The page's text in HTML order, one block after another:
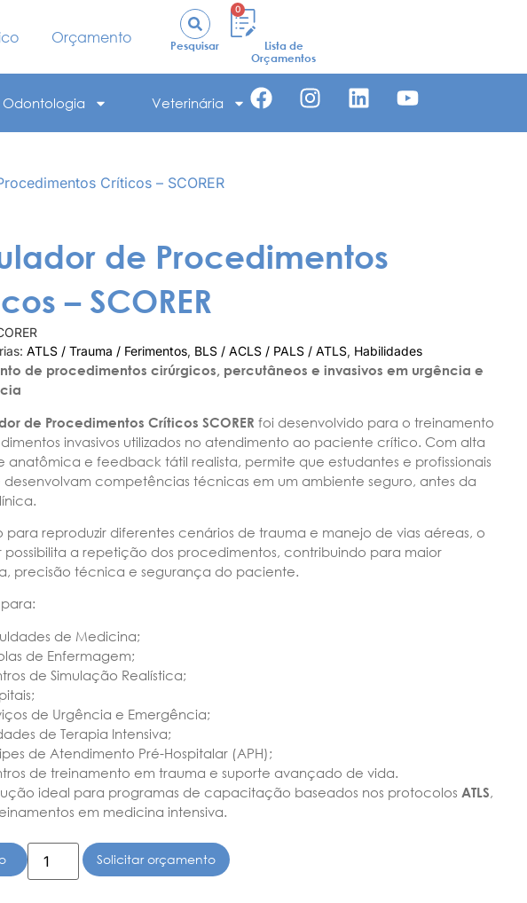
Orçamento Pesquisar
0
Lista de
Orçamentos
Odontologia Veterinária
Críticos – SCORER
de Procedimentos
– SCORER
ATLS / Trauma / Ferimentos, BLS / ACLS / PALS / ATLS, Habilidades
de procedimentos cirúrgicos, percutâneos e invasivos em urgência e
de Procedimentos Críticos SCORER foi desenvolvido para o treinamento
invasivos utilizados no atendimento ao paciente crítico. Com alta
anatômica e feedback tátil realista, permite que estudantes e profissionais
desenvolvam competências técnicas em um ambiente seguro, antes da
para reproduzir diferentes cenários de trauma e manejo de vias aéreas, o
possibilita a repetição dos procedimentos, contribuindo para maior
precisão técnica e segurança do paciente.
de Medicina;
de Enfermagem;
de Simulação Realística;
de Urgência e Emergência;
de Terapia Intensiva;
de Atendimento Pré-Hospitalar (APH);
de treinamento em trauma e suporte avançado de vida.
ideal para programas de capacitação baseados nos protocolos ATLS,
em medicina intensiva.
Solicitar orçamento